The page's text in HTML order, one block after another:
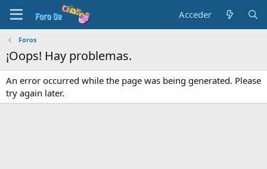
Acceder
Foros
¡Oops! Hay problemas.
An error occurred while the page was being generated. Please
try again later.